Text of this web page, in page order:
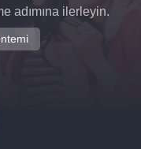
adımına ilerleyin.